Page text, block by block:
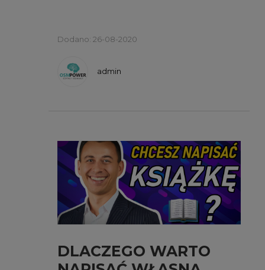
Dodano: 26-08-2020
admin
DLACZEGO WARTO